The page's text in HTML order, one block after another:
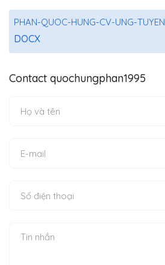
PHAN-QUOC-HUNG-CV-UNG-TUYEN
DOCX
Contact quochungphan1995